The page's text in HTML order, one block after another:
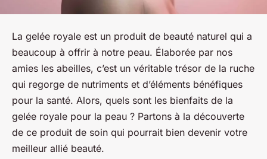
La gelée royale est un produit de beauté naturel qui a
beaucoup à offrir à notre peau. Élaborée par nos
amies les abeilles, c’est un véritable trésor de la ruche
qui regorge de nutriments et d’éléments bénéfiques
pour la santé. Alors, quels sont les bienfaits de la
gelée royale pour la peau ? Partons à la découverte
de ce produit de soin qui pourrait bien devenir votre
meilleur allié beauté.